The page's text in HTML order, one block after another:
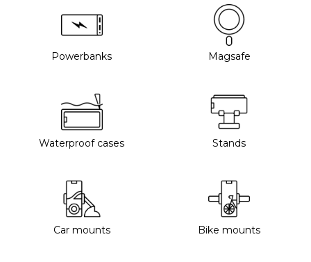
Powerbanks Magsafe
Waterproof cases Stands
Car mounts Bike mounts